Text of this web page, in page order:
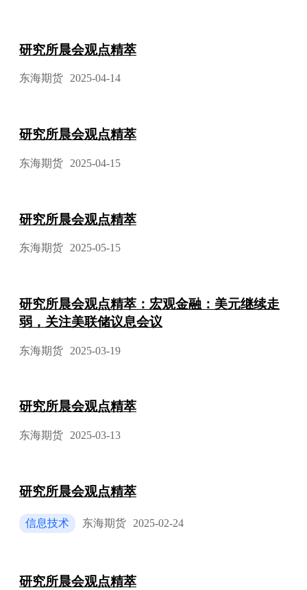
研究所晨会观点精萃
东海期货 2025-04-14
研究所晨会观点精萃
东海期货 2025-04-15
研究所晨会观点精萃
东海期货 2025-05-15
研究所晨会观点精萃：宏观金融：美元继续走
弱，关注美联储议息会议
东海期货 2025-03-19
研究所晨会观点精萃
东海期货 2025-03-13
研究所晨会观点精萃
信息技术 东海期货 2025-02-24
研究所晨会观点精萃